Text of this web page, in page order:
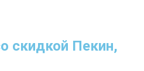
скидкой Пекин,